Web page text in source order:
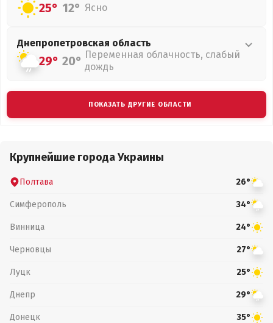
25° 12° Ясно
Днепропетровская область
29° 20° Переменная облачность, слабый
дождь
ПОКАЗАТЬ ДРУГИЕ ОБЛАСТИ
Крупнейшие города Украины
Полтава 26°
Симферополь 34°
Винница 24°
Черновцы 27°
Луцк 25°
Днепр 29°
Донецк 35°